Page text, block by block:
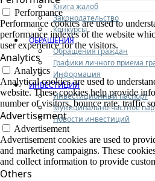
Книга жалоб
Законодательство
Конкурсы
ОБРАЩЕНИЯ
Обращения граждан
Графики личного приема
Информация
ИНВЕСТИЦИИ
Инвестиционный паспорт
Муниципально-частное
Новости инвестиций
Performance
Performance cookies are used to
performance indexes of the website
user experience for the visitors.
Analytics
Analytics
Analytical cookies are used to
website. These cookies help provide
number of visitors, bounce rate, traffic
Advertisement
Advertisement
Advertisement cookies are used to
and marketing campaigns. These
and collect information to provide
Others